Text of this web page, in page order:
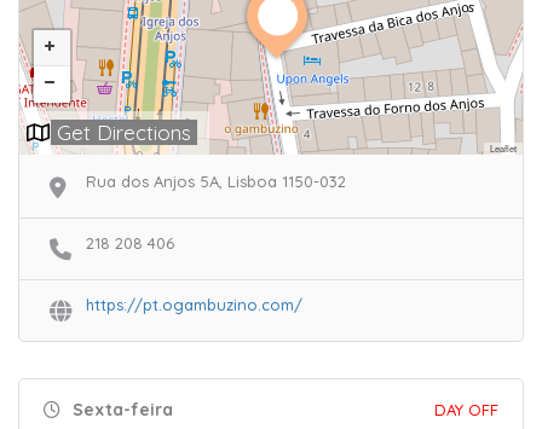
Leaflet
Get Directions
Rua dos Anjos 5A, Lisboa 1150-032
218 208 406
https://pt.ogambuzino.com/
Sexta-feira DAY OFF